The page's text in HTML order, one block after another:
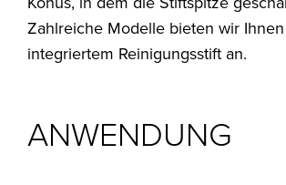
Zahlreiche Modelle bieten wir
integriertem Reinigungsstift an.
ANWENDUNG